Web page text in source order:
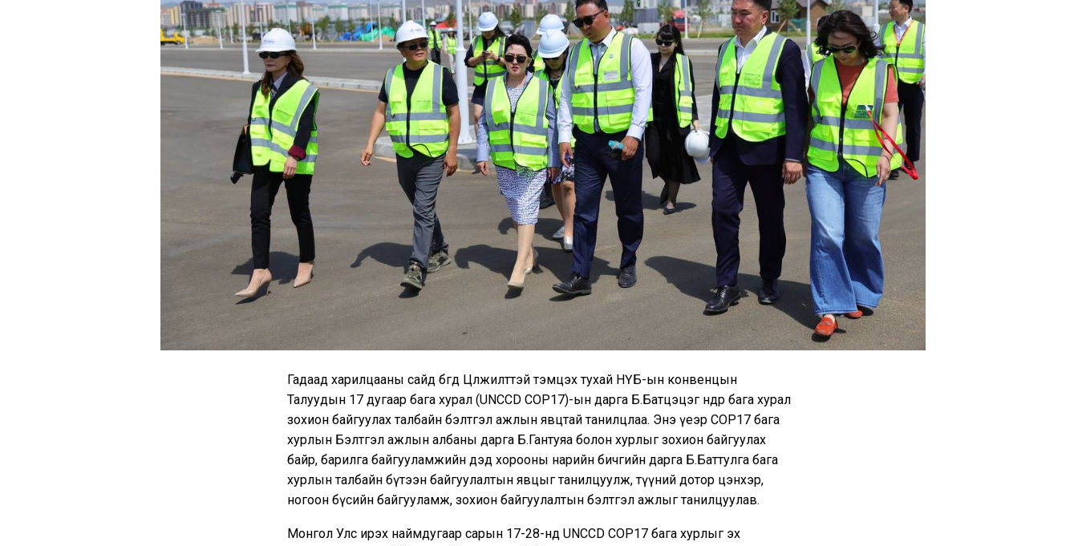
Гадаад харилцааны сайд бөгөөд Цөлжилттэй тэмцэх тухай НҮБ-ын конвенцын
Талуудын 17 дугаар бага хурал (UNCCD COP17)-ын дарга Б.Батцэцэг өнөөдөр бага хурал
зохион байгуулах талбайн бэлтгэл ажлын явцтай танилцлаа. Энэ үеэр COP17 бага
хурлын Бэлтгэл ажлын албаны дарга Б.Гантуяа болон хурлыг зохион байгуулах
байр, барилга байгууламжийн дэд хорооны нарийн бичгийн дарга Б.Баттулга бага
хурлын талбайн бүтээн байгуулалтын явцыг танилцуулж, түүний дотор цэнхэр,
ногоон бүсийн байгууламж, зохион байгуулалтын бэлтгэл ажлыг танилцуулав.
Монгол Улс ирэх наймдугаар сарын 17-28-нд UNCCD COP17 бага хурлыг эх